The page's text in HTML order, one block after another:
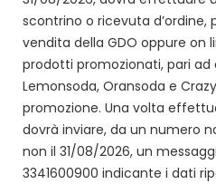
scontrino o ricevuta d’ordine,
vendita della GDO oppure on
prodotti promozionati, pari
Lemonsoda, Oransoda e
promozione. Una volta
dovrà inviare, da un numero
non il 31/08/2026, un
3341600900 indicante i dati